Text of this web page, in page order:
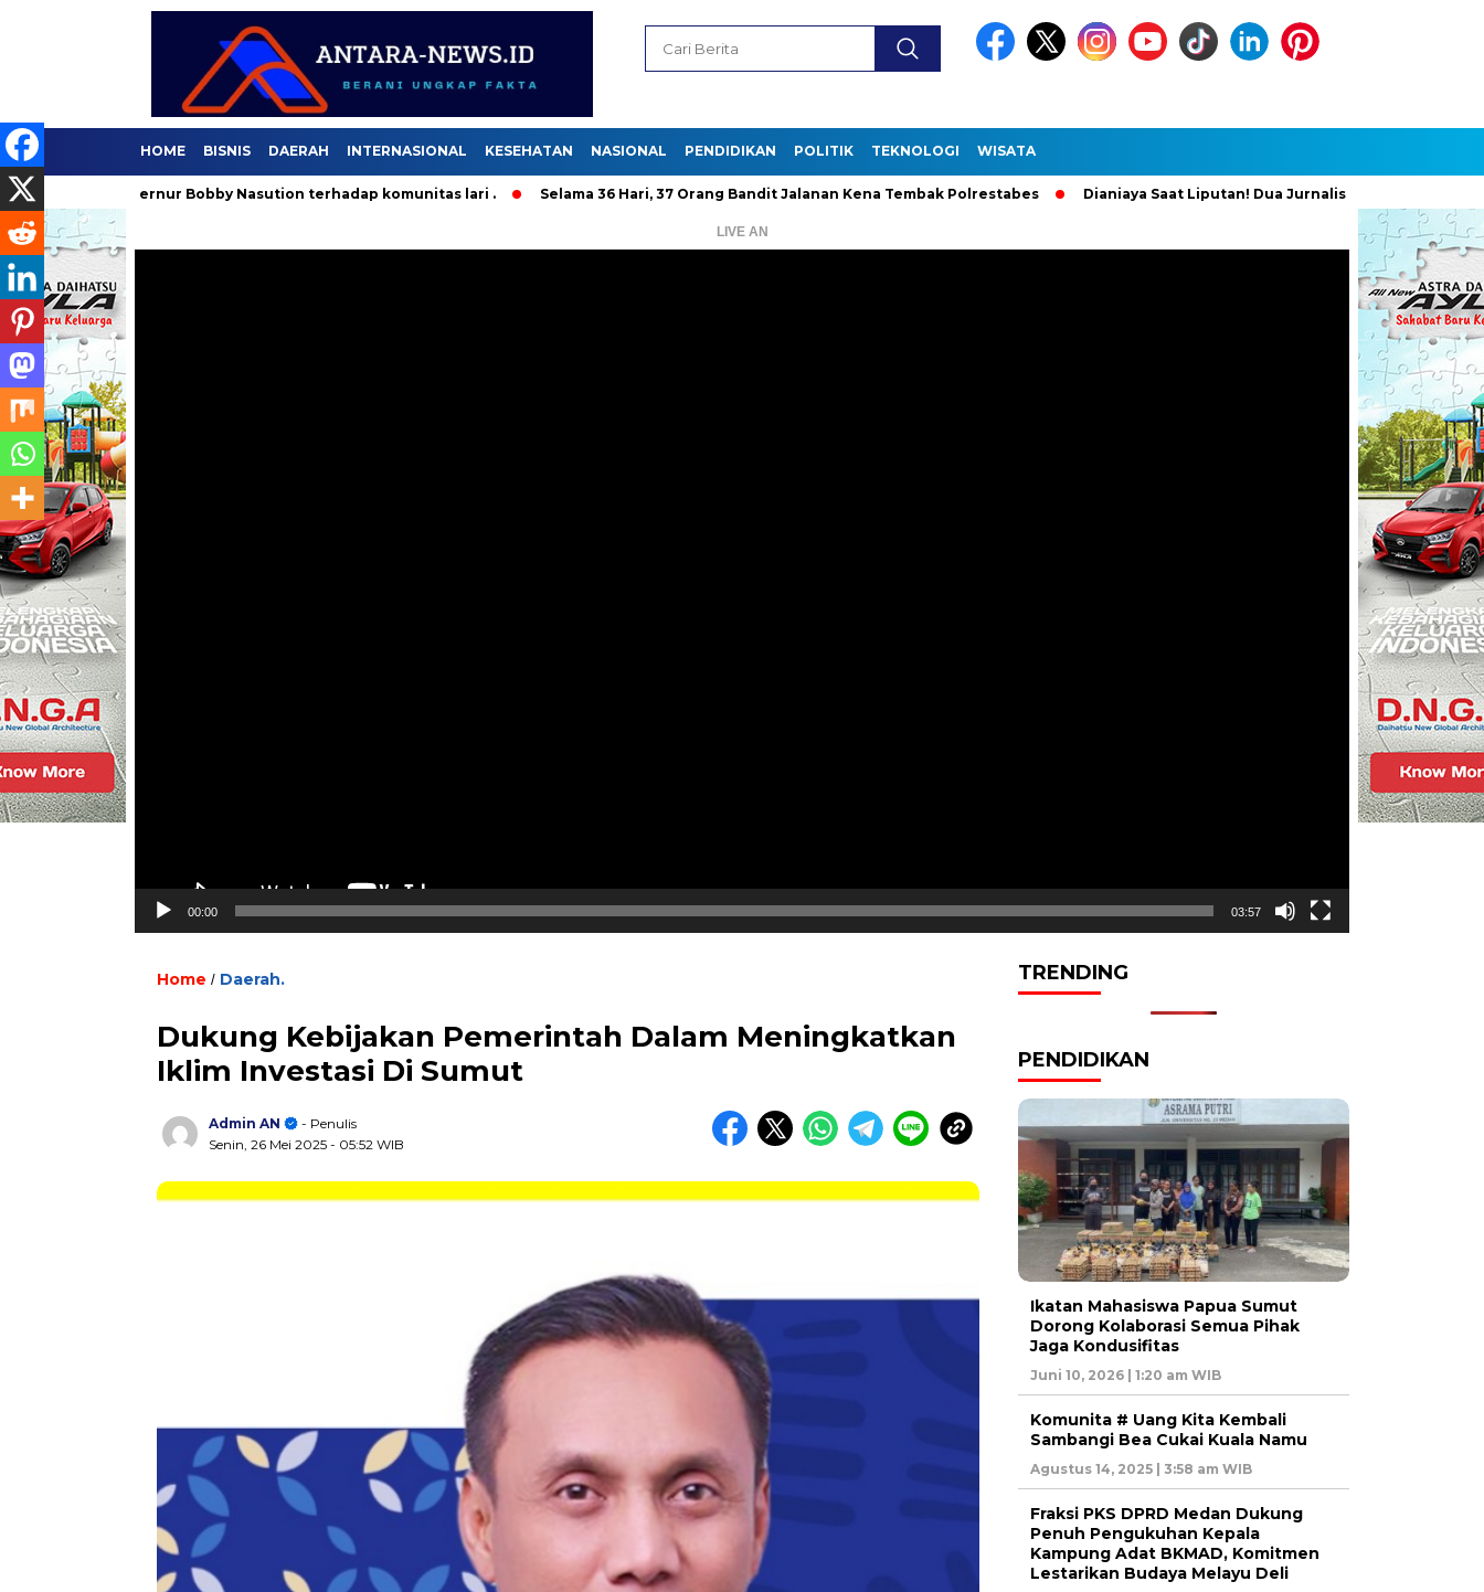
HOME BISNIS DAERAH INTERNASIONAL KESEHATAN NASIONAL PENDIDIKAN POLITIK TEKNOLOGI WISATA
Gubernur Bobby Nasution terhadap komunitas lari . Selama 36 Hari, 37 Orang Bandit Jalanan Kena Tembak Polrestabes Dianiaya Saat Liputan! Dua Jurnalis Medan Diperiksa Polisi,
LIVE AN
00:00 03:57
Home / Daerah.
Dukung Kebijakan Pemerintah Dalam Meningkatkan
Iklim Investasi Di Sumut
Admin AN
- Penulis
Senin, 26 Mei 2025 - 05:52 WIB
TRENDING
PENDIDIKAN
Ikatan Mahasiswa Papua Sumut
Dorong Kolaborasi Semua Pihak
Jaga Kondusifitas
Juni 10, 2026 | 1:20 am WIB
Komunita # Uang Kita Kembali
Sambangi Bea Cukai Kuala Namu
Agustus 14, 2025 | 3:58 am WIB
Fraksi PKS DPRD Medan Dukung
Penuh Pengukuhan Kepala
Kampung Adat BKMAD, Komitmen
Lestarikan Budaya Melayu Deli